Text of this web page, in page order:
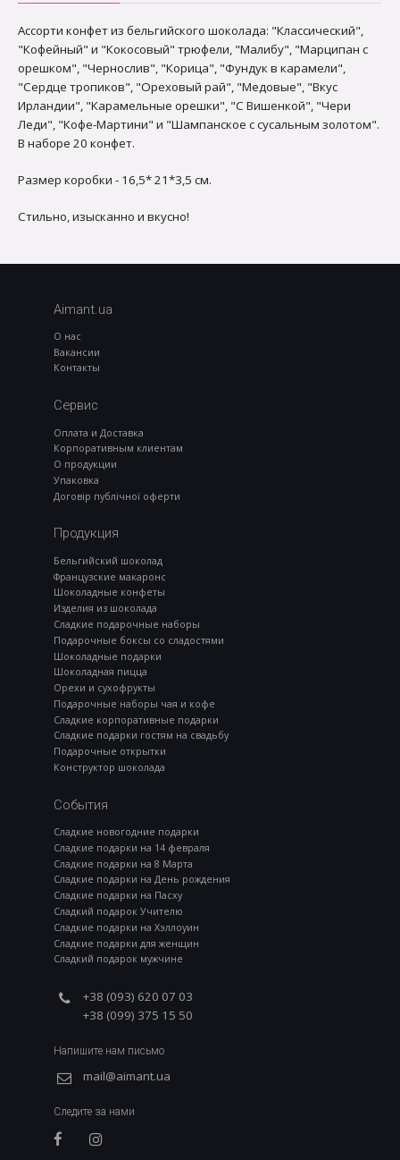
Ассорти конфет из бельгийского шоколада: "Классический",
"Кофейный" и "Кокосовый" трюфели, "Малибу", "Марципан с
орешком", "Чернослив", "Корица", "Фундук в карамели",
"Сердце тропиков", "Ореховый рай", "Медовые", "Вкус
Ирландии", "Карамельные орешки", "С Вишенкой", "Чери
Леди", "Кофе-Мартини" и "Шампанское с сусальным золотом".
В наборе 20 конфет.
Размер коробки - 16,5* 21*3,5 см.
Стильно, изысканно и вкусно!
Aimant.ua
О нас
Вакансии
Контакты
Сервис
Оплата и Доставка
Корпоративным клиентам
О продукции
Упаковка
Договір публічної оферти
Продукция
Бельгийский шоколад
Французские макаронс
Шоколадные конфеты
Изделия из шоколада
Сладкие подарочные наборы
Подарочные боксы со сладостями
Шоколадные подарки
Шоколадная пицца
Орехи и сухофрукты
Подарочные наборы чая и кофе
Сладкие корпоративные подарки
Сладкие подарки гостям на свадьбу
Подарочные открытки
Конструктор шоколада
События
Сладкие новогодние подарки
Сладкие подарки на 14 февраля
Сладкие подарки на 8 Марта
Сладкие подарки на День рождения
Сладкие подарки на Пасху
Сладкий подарок Учителю
Сладкие подарки на Хэллоуин
Сладкие подарки для женщин
Сладкий подарок мужчине
+38 (093) 620 07 03
+38 (099) 375 15 50
Напишите нам письмо
mail@aimant.ua
Следите за нами